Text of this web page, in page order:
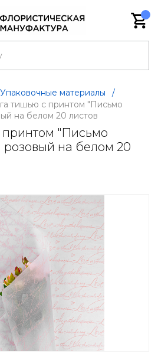
Упаковочные материалы
/
тишью с принтом "Письмо
на белом 20 листов
"Письмо
на белом 20